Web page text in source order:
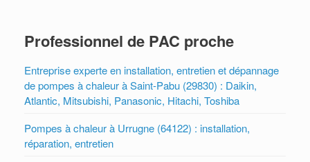
Professionnel de PAC proche
Entreprise experte en installation, entretien et dépannage
de pompes à chaleur à Saint-Pabu (29830) : Daikin,
Atlantic, Mitsubishi, Panasonic, Hitachi, Toshiba
Pompes à chaleur à Urrugne (64122) : installation,
réparation, entretien